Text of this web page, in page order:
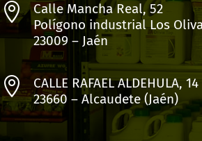

Calle Mancha Real, 52
Polígono industrial Los
23009 – Jaén

CALLE RAFAEL ALDEHULA, 14
23660 – Alcaudete (Jaén)